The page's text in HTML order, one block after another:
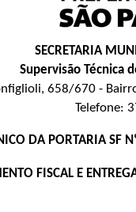
SECRETARIA
Supervisão Técnica
658/670 -
Telefone:
DA PORTARIA SF
FISCAL E